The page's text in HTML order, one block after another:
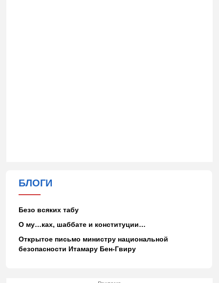
БЛОГИ
Безо всяких табу
О му…ках, шаббате и конституции…
Открытое письмо министру национальной
безопасности Итамару Бен-Гвиру